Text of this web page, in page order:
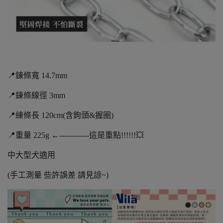
📍鍊條寬 14.7mm
📍鍊條線徑 3mm
📍練條長 120cm(含鉤頭&握圈)
📍重量 225g ←------------這是重點!!!!!!💥
中大型犬適用
(手工測量 些許誤差 請見諒~)